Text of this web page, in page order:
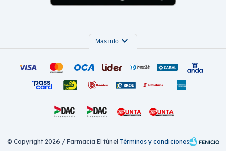
Mas info expand_more
© Copyright 2026 / Farmacia El túnel Términos y condiciones